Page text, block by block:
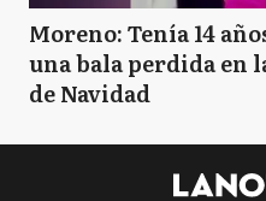
Moreno: Tenía 14
una bala perdida en
de Navidad